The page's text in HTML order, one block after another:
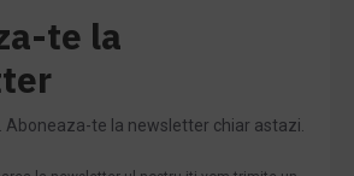
te la
Aboneaza-te la newsletter chiar astazi.